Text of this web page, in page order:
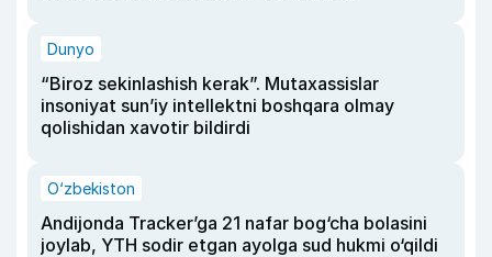
Dunyo
“Biroz sekinlashish kerak”. Mutaxassislar
insoniyat sun’iy intellektni boshqara olmay
qolishidan xavotir bildirdi
O‘zbekiston
Andijonda Tracker’ga 21 nafar bog‘cha bolasini
joylab, YTH sodir etgan ayolga sud hukmi o‘qildi